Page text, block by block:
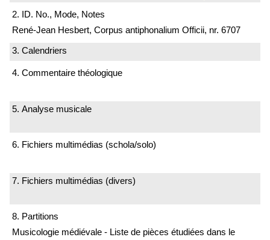
2. ID. No., Mode, Notes
René-Jean Hesbert, Corpus antiphonalium Officii, nr. 6707
3. Calendriers
4. Commentaire théologique
5. Analyse musicale
6. Fichiers multimédias (schola/solo)
7. Fichiers multimédias (divers)
8. Partitions
Musicologie médiévale - Liste de pièces étudiées dans le